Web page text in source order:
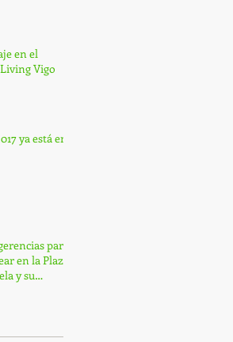
en el
Vigo
ya está en
para
en la Plaza
y su